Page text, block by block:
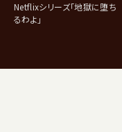
Netflixシリーズ「地獄に堕ち
るわよ」